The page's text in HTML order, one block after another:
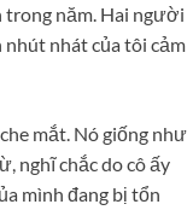
trong năm. Hai người
nhút nhát của tôi cảm
mắt. Nó giống như
nghĩ chắc do cô ấy
mình đang bị tổn